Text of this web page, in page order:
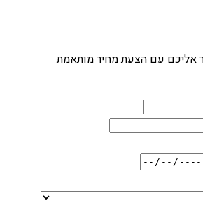
אליכם עם הצעת מחיר מותאמת